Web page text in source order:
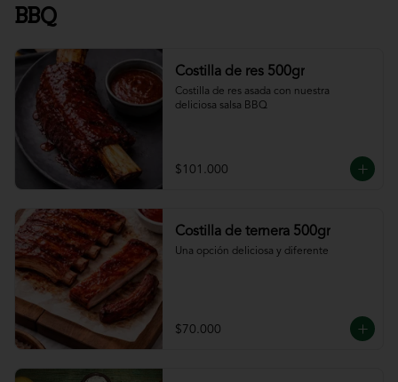
BBQ
Costilla de res 500gr
Costilla de res asada con nuestra
deliciosa salsa BBQ
$101.000
Costilla de ternera 500gr
Una opción deliciosa y diferente
$70.000